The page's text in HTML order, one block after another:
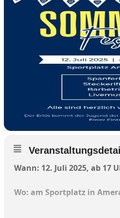
Wann: 12. Juli 2025, ab 17
Wo: am Sportplatz in